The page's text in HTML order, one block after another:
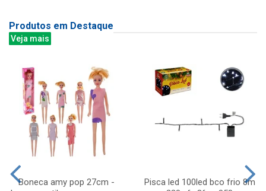
Produtos em Destaque
Veja mais
Boneca amy pop 27cm -
Pisca led 100led bco frio 8m